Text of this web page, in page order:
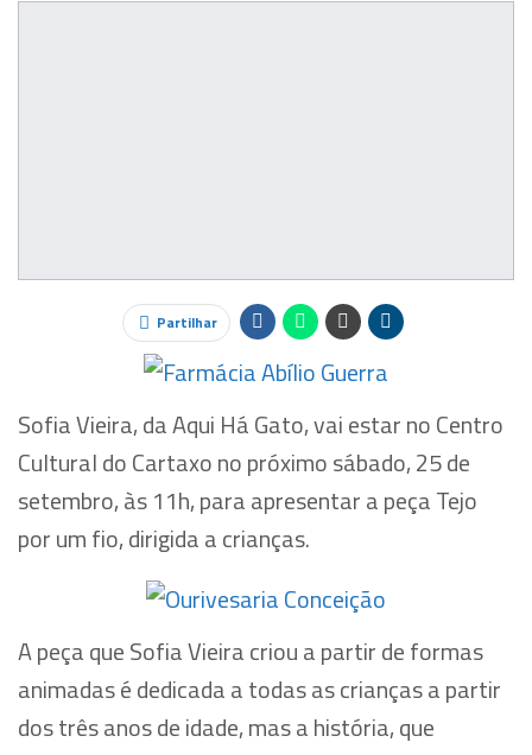
Partilhar
Sofia Vieira, da Aqui Há Gato, vai estar no Centro
Cultural do Cartaxo no próximo sábado, 25 de
setembro, às 11h, para apresentar a peça Tejo
por um fio, dirigida a crianças.
A peça que Sofia Vieira criou a partir de formas
animadas é dedicada a todas as crianças a partir
dos três anos de idade, mas a história, que